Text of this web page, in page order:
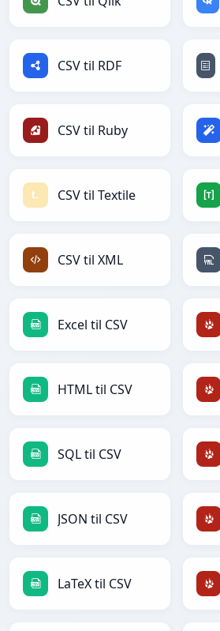
CSV til RDF
CSV til Ruby
CSV til Textile
CSV til XML
Excel til CSV
HTML til CSV
SQL til CSV
JSON til CSV
LaTeX til CSV